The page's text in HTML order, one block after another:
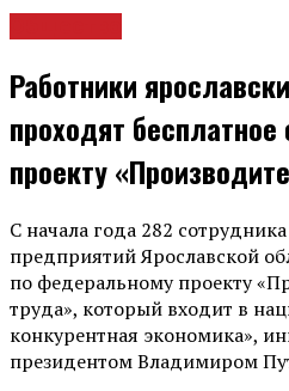
Работники
проходят бесплатное
проекту
С начала года 282
предприятий Ярославской
по федеральному проекту
труда», который входит в
конкурентная экономика»,
президентом Владимиром